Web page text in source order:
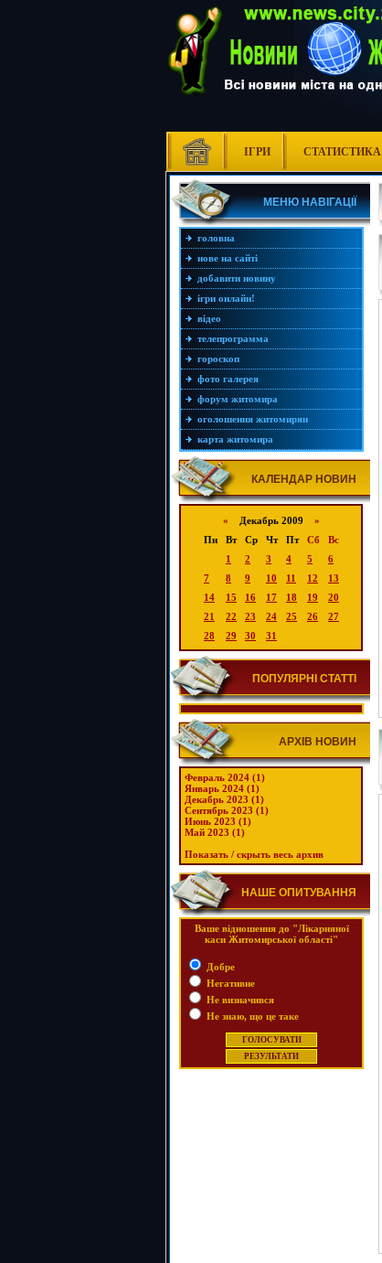
ІГРИ СТАТИСТИКА
МЕНЮ НАВІГАЦІЇ
головна
нове на сайті
добавити новину
ігри онлайн!
відео
телепрограмма
гороскоп
фото галерея
форум житомира
оголошення житомирян
карта житомира
КАЛЕНДАР НОВИН
« Декабрь 2009 »
Пн
Вт Ср Чт Пт Сб
Вс
1
2 3 4 5
6
7
8 9 10 11 12
13
14
15 16 17 18 19
20
21
22 23 24 25 26
27
28
29 30 31
ПОПУЛЯРНІ СТАТТІ
АРХІВ НОВИН
Февраль 2024 (1)
Январь 2024 (1)
Декабрь 2023 (1)
Сентябрь 2023 (1)
Июнь 2023 (1)
Май 2023 (1)
Показать / скрыть весь архив
НАШЕ ОПИТУВАННЯ
Ваше відношення до "Лікарняної
каси Житомирської області"
Добре
Негативне
Не визначився
Не знаю, що це таке